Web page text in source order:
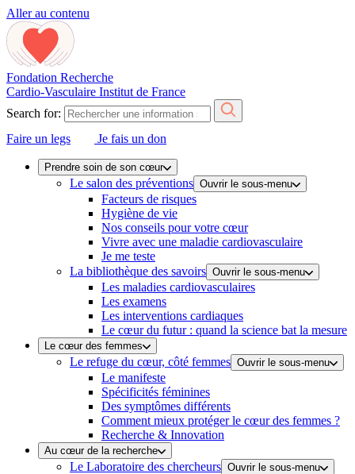
Aller au contenu
Fondation Recherche
Cardio-Vasculaire Institut de France
Search for:
Faire un legs
Je fais un don
Prendre soin de son cœur
Le salon des préventions Ouvrir le sous-menu
Facteurs de risques
Hygiène de vie
Nos conseils pour votre cœur
Vivre avec une maladie cardiovasculaire
Je me teste
La bibliothèque des savoirs Ouvrir le sous-menu
Les maladies cardiovasculaires
Les examens
Les interventions cardiaques
Le cœur du futur : quand la science bat la mesure
Le cœur des femmes
Le refuge du cœur, côté femmes Ouvrir le sous-menu
Le manifeste
Spécificités féminines
Des symptômes différents
Comment mieux protéger le cœur des femmes ?
Recherche & Innovation
Au cœur de la recherche
Le Laboratoire des chercheurs Ouvrir le sous-menu